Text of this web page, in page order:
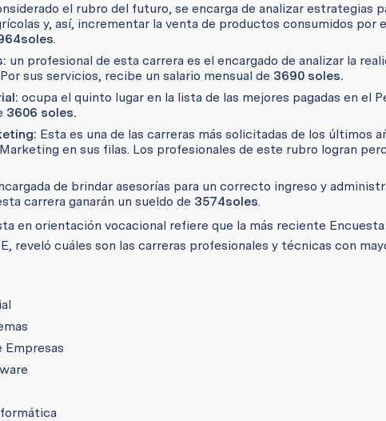
el rubro del futuro, se encarga de analizar estrategias
y, así, incrementar la venta de productos consumidos por
soles.
un profesional de esta carrera es el encargado de analizar la
sus servicios, recibe un salario mensual de 3690 soles.
ocupa el quinto lugar en la lista de las mejores pagadas en el
3606 soles.
Esta es una de las carreras más solicitadas de los últimos
en sus filas. Los profesionales de este rubro logran
de brindar asesorías para un correcto ingreso y
carrera ganarán un sueldo de 3574soles.
en orientación vocacional refiere que la más reciente
reveló cuáles son las carreras profesionales y técnicas con
Empresas